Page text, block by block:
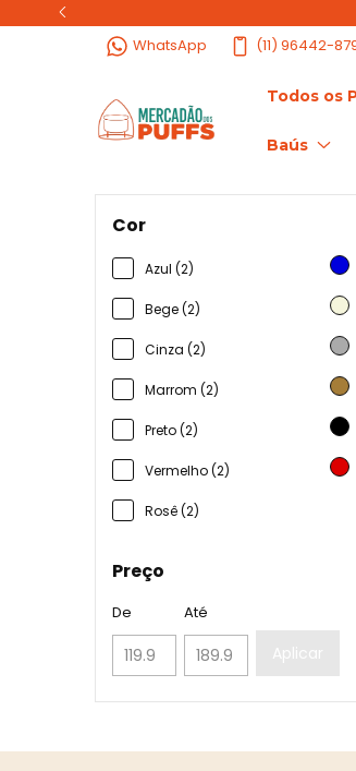
WhatsApp (11) 96442-
Todos os
Baús
Cor
Azul (2)
Bege (2)
Cinza (2)
Marrom (2)
Preto (2)
Vermelho (2)
Rosê (2)
Preço
De Até
Aplicar